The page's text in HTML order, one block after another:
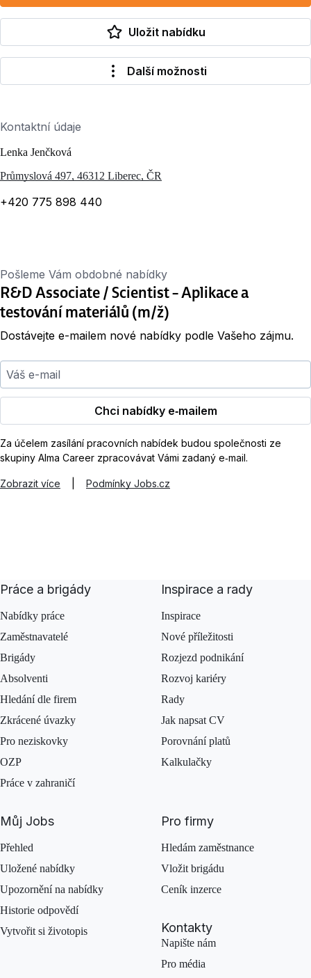
Uložit nabídku
Další možnosti
Kontaktní údaje
Lenka Jenčková
Průmyslová 497, 46312 Liberec, ČR
+420 775 898 440
Pošleme Vám obdobné nabídky
R&D Associate / Scientist – Aplikace a
testování materiálů (m/ž)
Dostávejte e-mailem nové nabídky podle Vašeho zájmu.
Váš e-mail
Chci nabídky e‑mailem
Za účelem zasílání pracovních nabídek budou společnosti ze
skupiny Alma Career zpracovávat Vámi zadaný e‑mail.
Zobrazit více Podmínky Jobs.cz
Práce a brigády
Nabídky práce
Zaměstnavatelé
Brigády
Absolventi
Hledání dle firem
Zkrácené úvazky
Pro neziskovky
OZP
Práce v zahraničí
Inspirace a rady
Inspirace
Nové příležitosti
Rozjezd podnikání
Rozvoj kariéry
Rady
Jak napsat CV
Porovnání platů
Kalkulačky
Můj Jobs
Přehled
Uložené nabídky
Upozornění na nabídky
Historie odpovědí
Vytvořit si životopis
Pro firmy
Hledám zaměstnance
Vložit brigádu
Ceník inzerce
Kontakty
Napište nám
Pro média